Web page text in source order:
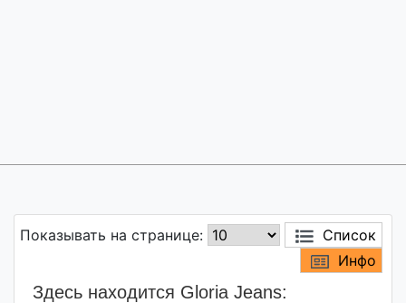
Показывать на странице:
Список
Инфо
Здесь находится Gloria Jeans: